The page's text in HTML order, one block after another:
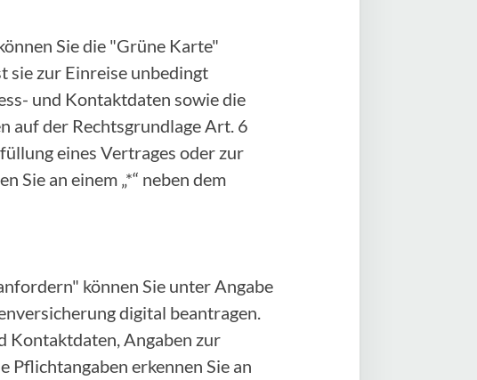
Sie die "Grüne Karte"
sie zur Einreise unbedingt
und Kontaktdaten sowie die
auf der Rechtsgrundlage Art. 6
eines Vertrages oder zur
an einem „*“ neben dem
können Sie unter Angabe
digital beantragen.
Kontaktdaten, Angaben zur
erkennen Sie an